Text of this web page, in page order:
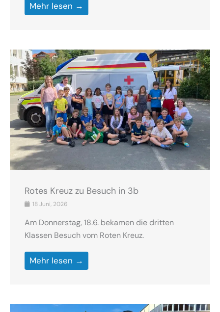
Mehr lesen →
Rotes Kreuz zu Besuch in 3b
18 Juni, 2026
Am Donnerstag, 18.6. bekamen die dritten
Klassen Besuch vom Roten Kreuz.
Mehr lesen →